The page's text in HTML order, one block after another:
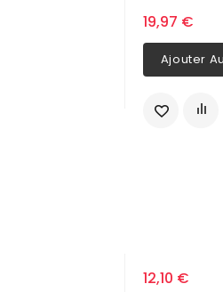
19,97 €
Ajouter
12,10 €